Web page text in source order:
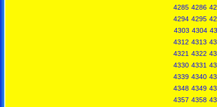
4285 4286
4294 4295
4303 4304
4312 4313
4321 4322
4330 4331
4339 4340
4348 4349
4357 4358